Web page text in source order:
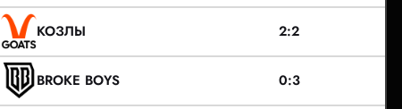
КОЗЛЫ 2:2
BROKE BOYS 0:3